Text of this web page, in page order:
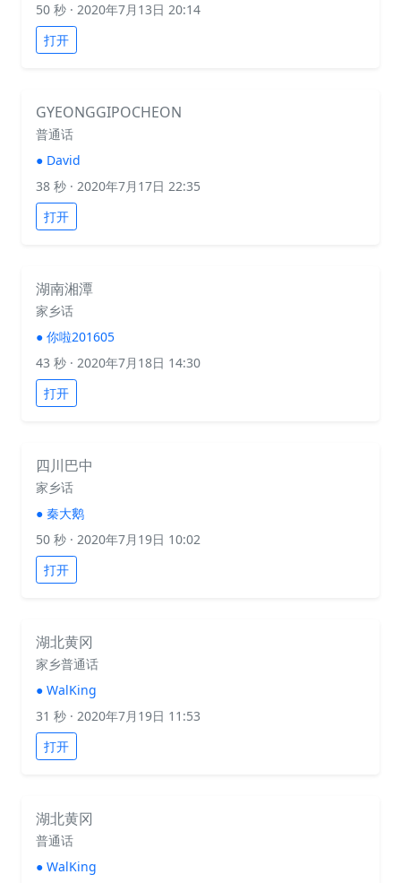
50 秒 · 2020年7月13日 20:14
打开
GYEONGGIPOCHEON
普通话
● David
38 秒 · 2020年7月17日 22:35
打开
湖南湘潭
家乡话
● 你啦201605
43 秒 · 2020年7月18日 14:30
打开
四川巴中
家乡话
● 秦大鹅
50 秒 · 2020年7月19日 10:02
打开
湖北黄冈
家乡普通话
● WalKing
31 秒 · 2020年7月19日 11:53
打开
湖北黄冈
普通话
● WalKing